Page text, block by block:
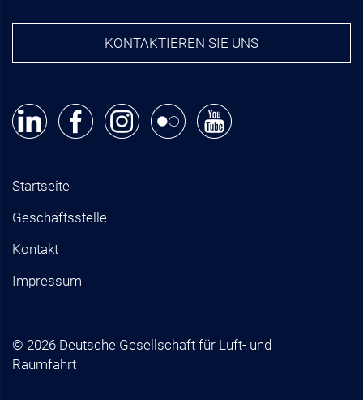
KONTAKTIEREN SIE UNS
Startseite
Geschäftsstelle
Kontakt
Impressum
© 2026 Deutsche Gesellschaft für Luft- und
Raumfahrt